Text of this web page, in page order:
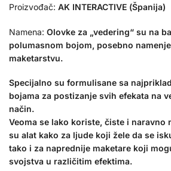
Proizvođač: AK INTERACTIVE (Španija)
Namena: Olovke za „vedering“ su na
polumasnom bojom, posebno
maketarstvu.
Specijalno su formulisane sa
bojama za postizanje svih efekata na
način.
Veoma se lako koriste, čiste i naravno
su alat kako za ljude koji žele da se
tako i za naprednije maketare koji
svojstva u različitim efektima.